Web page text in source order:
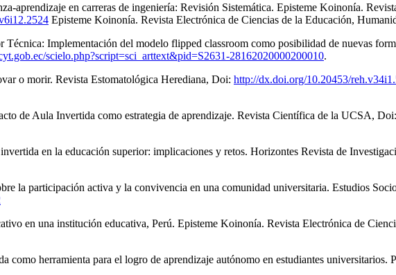
aprendizaje en carreras de ingeniería: Revisión Sistemática. Episteme Koinonía.
Episteme Koinonía. Revista Electrónica de Ciencias de la Educación,
Implementación del modelo flipped classroom como posibilidad de nuevas
scielo.php?script=sci_arttext&pid=S2631-28162020000200010.
o morir. Revista Estomatológica Herediana, Doi: http://dx.doi.org/10.20453/
de Aula Invertida como estrategia de aprendizaje. Revista Científica de la UCSA, Doi:
en la educación superior: implicaciones y retos. Horizontes Revista de
la participación activa y la convivencia en una comunidad universitaria. Estudios
en una institución educativa, Perú. Episteme Koinonía. Revista Electrónica de
herramienta para el logro de aprendizaje autónomo en estudiantes universitarios.